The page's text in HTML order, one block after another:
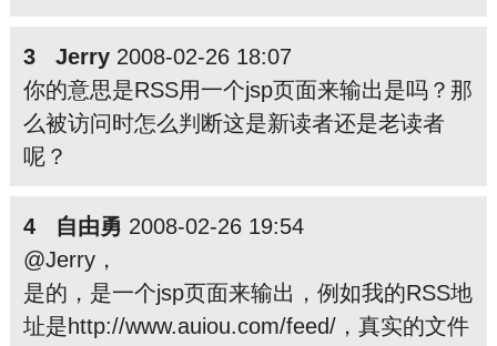
3 Jerry2008-02-26 18:07
你的意思是RSS用一个jsp页面来输出是吗？那
么被访问时怎么判断这是新读者还是老读者
呢？
4 自由勇 2008-02-26 19:54
@Jerry，
是的，是一个jsp页面来输出，例如我的RSS地
址是http://www.auiou.com/feed/，真实的文件